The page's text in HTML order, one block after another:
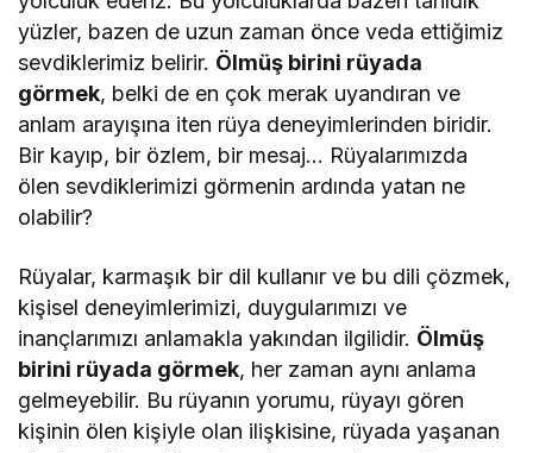
yüzler, bazen de uzun zaman önce veda ettiğimiz
sevdiklerimiz belirir. Ölmüş birini rüyada
görmek, belki de en çok merak uyandıran ve
anlam arayışına iten rüya deneyimlerinden biridir.
Bir kayıp, bir özlem, bir mesaj… Rüyalarımızda
ölen sevdiklerimizi görmenin ardında yatan ne
olabilir?
Rüyalar, karmaşık bir dil kullanır ve bu dili çözmek,
kişisel deneyimlerimizi, duygularımızı ve
inançlarımızı anlamakla yakından ilgilidir. Ölmüş
birini rüyada görmek, her zaman aynı anlama
gelmeyebilir. Bu rüyanın yorumu, rüyayı gören
kişinin ölen kişiyle olan ilişkisine, rüyada yaşanan